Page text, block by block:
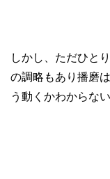
しかし、ただひと
の調略もあり播磨
う動くかわからない